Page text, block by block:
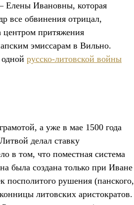
Елены Ивановны, которая
все обвинения отрицал,
центром притяжения
эмиссарам в Вильно.
русско-литовской войны
а уже в мае 1500 года
делал ставку
в том, что поместная система
была создана только при Иване
посполитого рушения (панского,
литовских аристократов.